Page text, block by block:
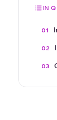
IN